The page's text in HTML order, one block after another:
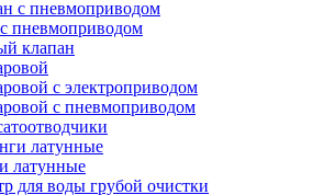
пневмоприводом
клапан
с электроприводом
с пневмоприводом
латунные